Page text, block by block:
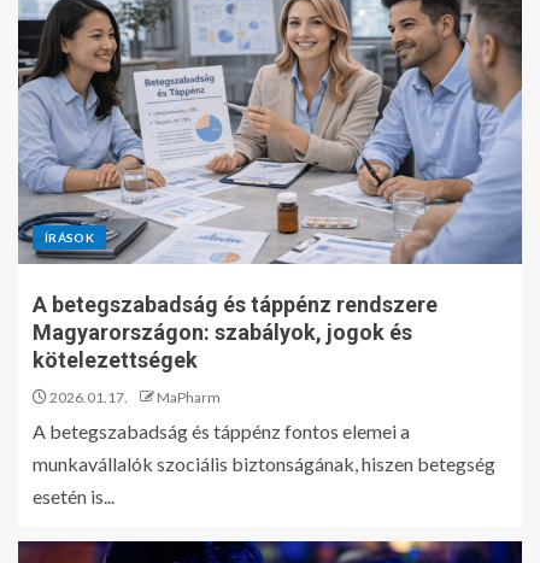
ÍRÁSOK
A betegszabadság és táppénz rendszere
Magyarországon: szabályok, jogok és
kötelezettségek
2026.01.17. MaPharm
A betegszabadság és táppénz fontos elemei a
munkavállalók szociális biztonságának, hiszen betegség
esetén is...